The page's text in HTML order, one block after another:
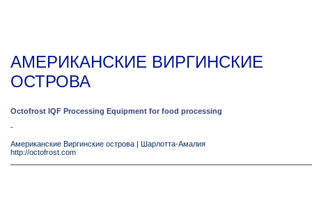
АМЕРИКАНСКИЕ ВИРГИНСКИЕ
ОСТРОВА
Octofrost IQF Processing Equipment for food processing
-
Американские Виргинские острова | Шарлотта-Амалия
http://octofrost.com